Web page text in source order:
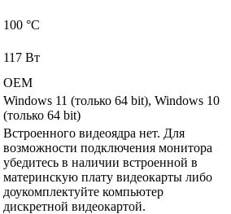
100 °С
117 Вт
OEM
Windows 11 (только 64 bit), Windows 10
(только 64 bit)
Встроенного видеоядра нет. Для
возможности подключения монитора
убедитесь в наличии встроенной в
материнскую плату видеокарты либо
доукомплектуйте компьютер
дискретной видеокартой.